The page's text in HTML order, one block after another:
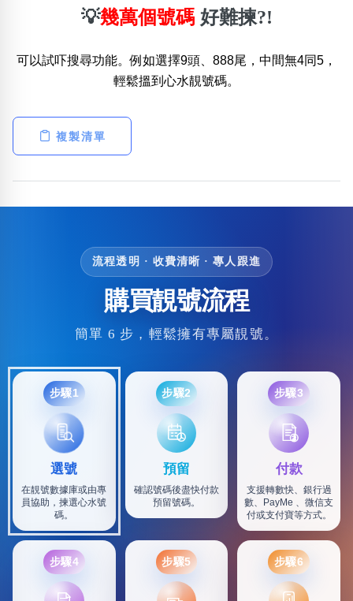
💡幾萬個號碼 好難揀?!
可以試吓搜尋功能。例如選擇9頭、888尾，中間無4同5，
輕鬆搵到心水靚號碼。
複製清單
流程透明 · 收費清晰 · 專人跟進
購買靚號流程
簡單 6 步，輕鬆擁有專屬靚號。
步驟1
選號
在靚號數據庫或由專
員協助，揀選心水號
碼。
步驟2
預留
確認號碼後盡快付款
預留號碼。
步驟3
付款
支援轉數快、銀行過
數、PayMe 、微信支
付或支付寶等方式。
步驟4 步驟5 步驟6